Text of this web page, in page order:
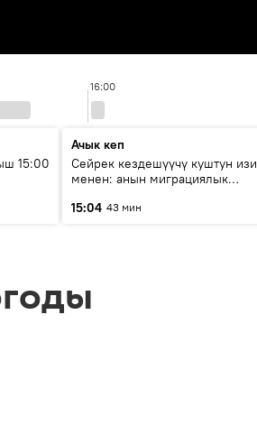
16:00
15:00
Ачык кеп
Сейрек кездешүүчү куштун изи
менен: анын миграциялык
15:04 43 мин